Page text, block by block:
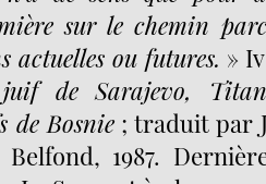
sur le chemin
actuelles ou futures. »
juif de Sarajevo,
de Bosnie; traduit par
1987.